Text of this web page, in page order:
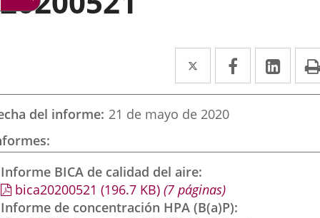
Twitter
Enlace
a
una
externa.
Facebook
Enlace
a
externa.
a
del informe 21 de mayo de 2020
Informe BICA de calidad del aire
bica20200521 (196.7 KB) (7 páginas)
Informe de concentración HPA (B(a)P)